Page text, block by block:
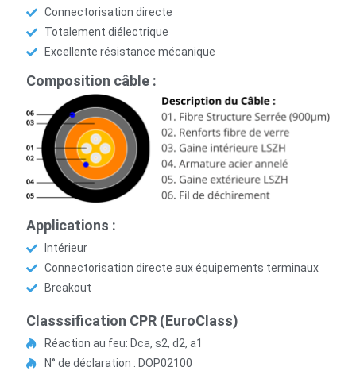
Connectorisation directe
Totalement diélectrique
Excellente résistance mécanique
Composition câble :
Applications :
Intérieur
Connectorisation directe aux équipements terminaux
Breakout
Classsification CPR (EuroClass)
Réaction au feu: Dca, s2, d2, a1
N° de déclaration : DOP02100